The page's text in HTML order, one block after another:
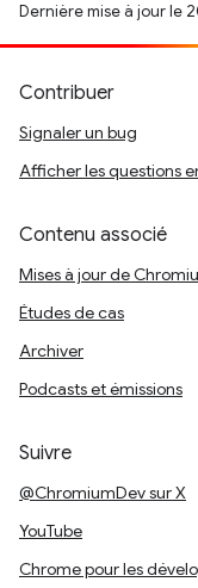
Dernière mise à jour le
Contribuer
Signaler un bug
Afficher les questions
Contenu associé
Mises à jour de
Études de cas
Archiver
Podcasts et émissions
Suivre
@ChromiumDev sur X
YouTube
Chrome pour les